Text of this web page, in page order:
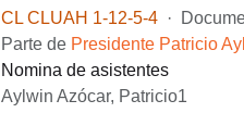
CL CLUAH 1-12-5-4
·
Parte de Presidente Patricio
Nomina de asistentes
Aylwin Azócar, Patricio1